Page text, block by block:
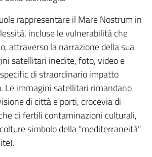
rappresentare il Mare Nostrum in
incluse le vulnerabilità che
attraverso la narrazione della sua
satellitari inedite, foto, video e
di straordinario impatto
Le immagini satellitari rimandano
di città e porti, crocevia di
di fertili contaminazioni culturali,
simbolo della “mediterraneità”